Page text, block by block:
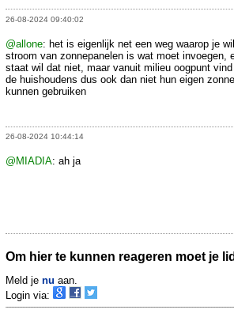
26-08-2024 09:40:02
@allone: het is eigenlijk net een weg waarop je
stroom van zonnepanelen is wat moet invoegen,
staat wil dat niet, maar vanuit milieu oogpunt
de huishoudens dus ook dan niet hun eigen
kunnen gebruiken
26-08-2024 10:44:14
@MIADIA: ah ja
Om hier te kunnen reageren moet je
Meld je nu aan.
Login via: